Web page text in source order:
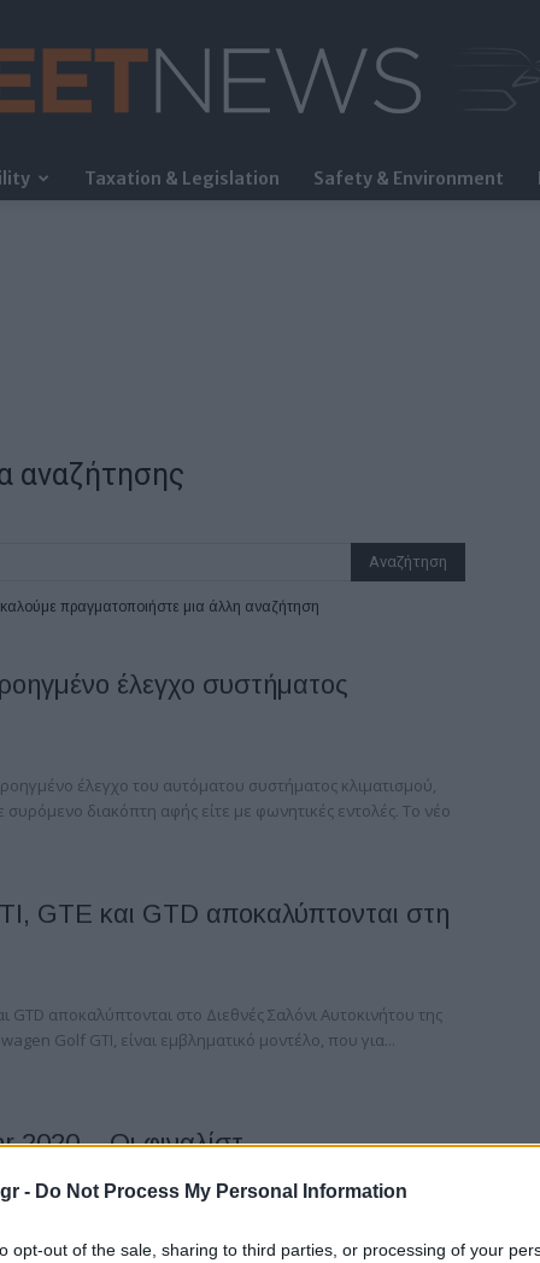
- Do Not Process My Personal Information
opt-out of the sale, sharing to third parties, or processing of your
FleetNews
Taxation & Legislation Safety & Environment
αναζήτησης
πραγματοποιήστε μια άλλη αναζήτηση
έλεγχο συστήματος
έλεγχο του αυτόματου συστήματος κλιματισμού,
συρόμενο διακόπτη αφής είτε με φωνητικές εντολές. Το νέο
GTE και GTD αποκαλύπτονται στη
GTD αποκαλύπτονται στο Διεθνές Σαλόνι Αυτοκινήτου της
Golf GTI, είναι εμβληματικό μοντέλο, που για...
2020 – Οι φιναλίστ